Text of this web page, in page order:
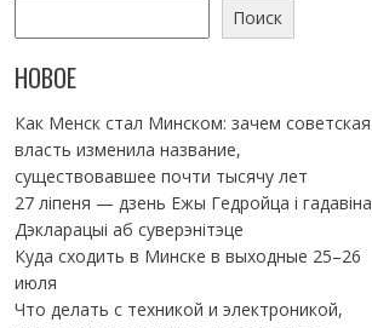
Поиск
НОВОЕ
Как Менск стал Минском: зачем советская
власть изменила название,
существовавшее почти тысячу лет
27 ліпеня — дзень Ежы Гедройца і гадавіна
Дэкларацыі аб суверэнітэце
Куда сходить в Минске в выходные 25–26
июля
Что делать с техникой и электроникой,